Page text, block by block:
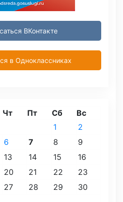
ВКонтакте
в Одноклассниках
Чт Пт Сб
Вс
1
2
6 7 8
9
13 14 15
16
20 21 22
23
27 28 29
30